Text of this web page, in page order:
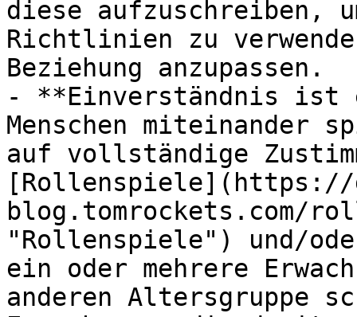
diese aufzuschreiben,
Richtlinien zu
Beziehung anzupassen.
- **Einverständnis ist
Menschen miteinander
auf vollständige
[Rollenspiele](https://
blog.tomrockets.com/
"Rollenspiele") und/
ein oder mehrere
anderen Altersgruppe